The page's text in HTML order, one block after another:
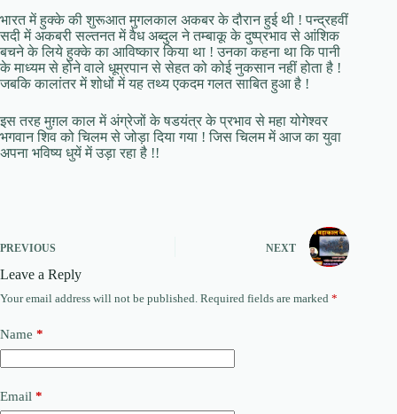
भारत में हुक्के की शुरूआत मुगलकाल अकबर के दौरान हुई थी ! पन्द्रहवीं
सदी में अकबरी सल्तनत में वैध अब्दुल ने तम्बाकू के दुष्प्रभाव से आंशिक
बचने के लिये हुक्के का आविष्कार किया था ! उनका कहना था कि पानी
के माध्यम से होने वाले धूम्रपान से सेहत को कोई नुकसान नहीं होता है !
जबकि कालांतर में शोधों में यह तथ्य एकदम गलत साबित हुआ है !
इस तरह मुग़ल काल में अंग्रेजों के षडयंत्र के प्रभाव से महा योगेश्वर
भगवान शिव को चिलम से जोड़ा दिया गया ! जिस चिलम में आज का युवा
अपना भविष्य धुयें में उड़ा रहा है !!
PREVIOUS NEXT
Leave a Reply
Your email address will not be published. Required fields are marked *
Name *
Email *